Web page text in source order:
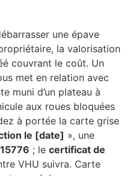
une épave
la valorisation
couvrant le coût. Un
met en relation avec
muni d’un plateau à
aux roues bloquées
à portée la carte grise
le [date] », une
; le certificat de
VHU suivra. Carte